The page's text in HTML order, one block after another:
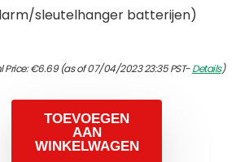
sleutelhanger batterijen)
Price:€6.69(as of 07/04/2023 23:35 PST-Details)
TOEVOEGEN
AAN
WINKELWAGEN